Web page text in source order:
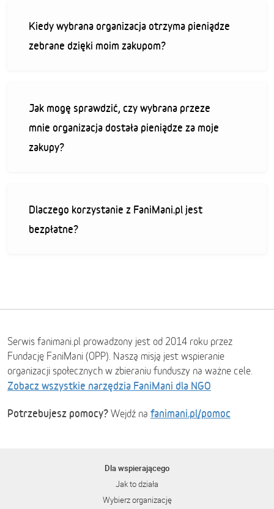
Kiedy wybrana organizacja otrzyma pieniądze
zebrane dzięki moim zakupom?
Jak mogę sprawdzić, czy wybrana przeze
mnie organizacja dostała pieniądze za moje
zakupy?
Dlaczego korzystanie z FaniMani.pl jest
bezpłatne?
Serwis fanimani.pl prowadzony jest od 2014 roku przez
Fundację FaniMani (OPP). Naszą misją jest wspieranie
organizacji społecznych w zbieraniu funduszy na ważne cele.
Zobacz wszystkie narzędzia FaniMani dla NGO
Potrzebujesz pomocy? Wejdź na fanimani.pl/pomoc
Dla wspierającego
Jak to działa
Wybierz organizację